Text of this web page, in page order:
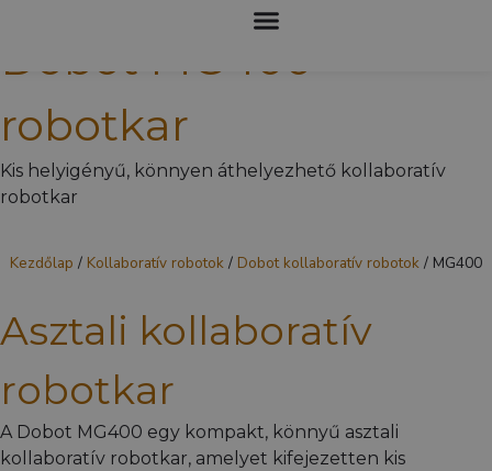
Dobot MG400
robotkar
Kis helyigényű, könnyen áthelyezhető kollaboratív
robotkar
Kezdőlap / Kollaboratív robotok / Dobot kollaboratív robotok / MG400
Asztali kollaboratív
robotkar
A Dobot MG400 egy kompakt, könnyű asztali
kollaboratív robotkar, amelyet kifejezetten kis